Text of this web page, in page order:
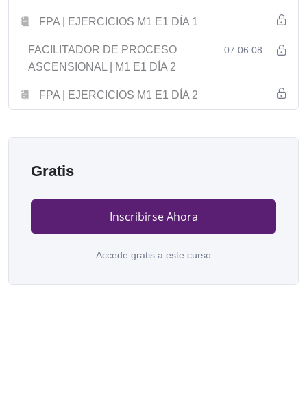
FPA | EJERCICIOS M1 E1 DÍA 1
FACILITADOR DE PROCESO
ASCENSIONAL | M1 E1 DÍA 2
07:06:08
FPA | EJERCICIOS M1 E1 DÍA 2
Gratis
Inscribirse Ahora
Accede gratis a este curso